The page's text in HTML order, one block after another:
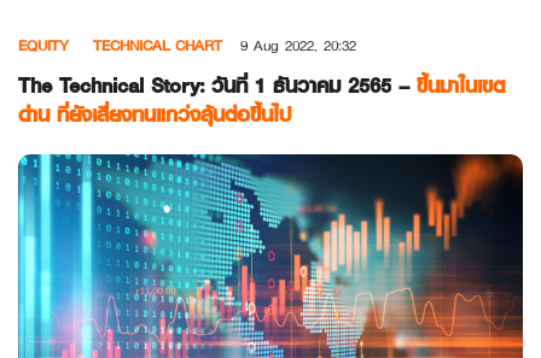
content
EQUITY TECHNICAL CHART 9 Aug 2022, 20:32
The Technical Story: วันที่ 1 ธันวาคม 2565 –ขึ้นมาในเขต
ด่าน ที่ยังเสี่ยงทนแกว่งลุ้นต่อขึ้นไป